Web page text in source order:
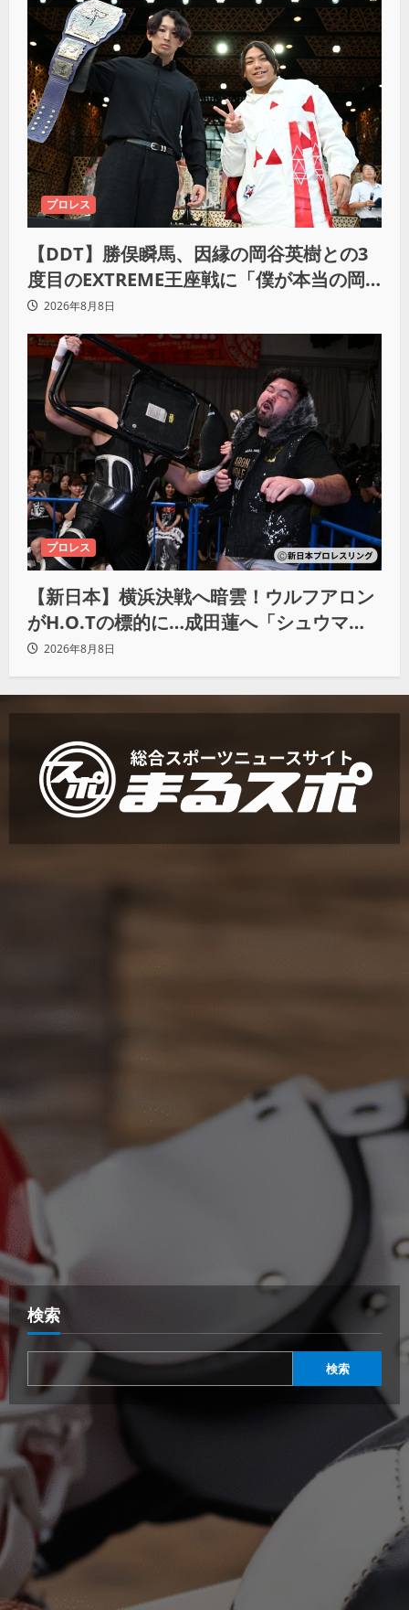
プロレス
【DDT】勝俣瞬馬、因縁の岡谷英樹との3
度目のEXTREME王座戦に「僕が本当の岡
谷英樹を引き出して獲りたい」
2026年8月8日
プロレス
【新日本】横浜決戦へ暗雲！ウルフアロン
がH.O.Tの標的に…成田蓮へ「シュウマイ
にしてやる」と怒り爆発
2026年8月8日
検索
検索